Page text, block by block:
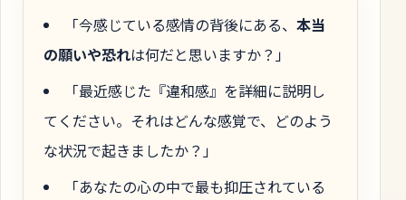
「今感じている感情の背後にある、 本当
の願いや恐れは何だと思いますか？」
「最近感じた『違和感』を詳細に説明し
てください。それはどんな感覚で、どのよう
な状況で起きましたか？」
「あなたの心の中で最も抑圧されている